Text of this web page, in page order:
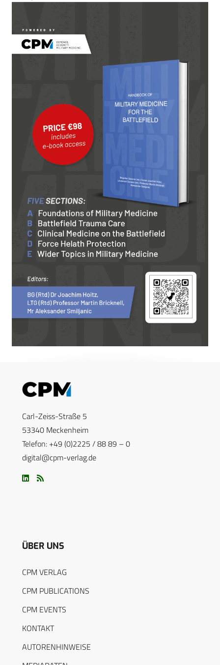
Carl-Zeiss-Straße 5
53340 Meckenheim
Telefon: +49 (0)2225 / 88 89 – 0
digital@cpm-verlag.de
ÜBER UNS
CPM VERLAG
CPM PUBLICATIONS
CPM EVENTS
KONTAKT
AUTORENHINWEISE